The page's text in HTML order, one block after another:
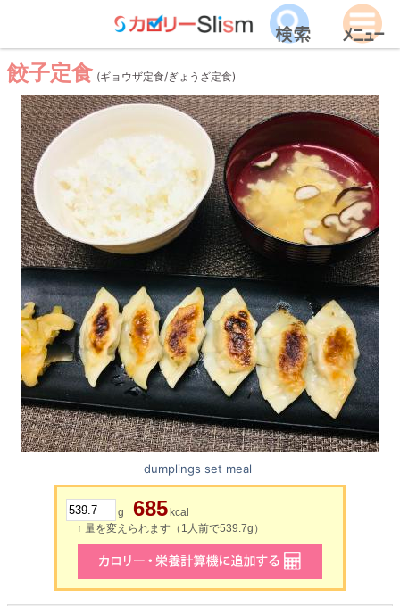
餃子定食 (ギョウザ定食/ぎょうざ定食)
dumplings set meal
g 685 kcal
↑ 量を変えられます（1人前で539.7g）